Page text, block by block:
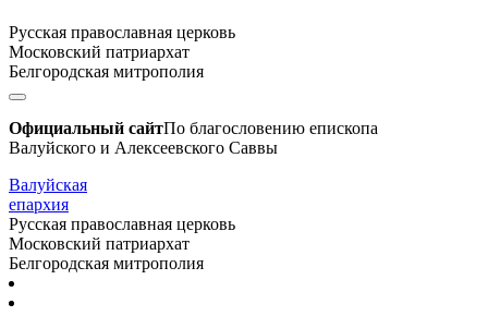
Русская православная церковь
Московский патриархат
Белгородская митрополия
Официальный сайтПо благословению епископа
Валуйского и Алексеевского Саввы
Валуйская
епархия
Русская православная церковь
Московский патриархат
Белгородская митрополия